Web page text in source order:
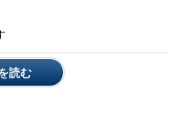
の場合、負荷分散はリー
読む